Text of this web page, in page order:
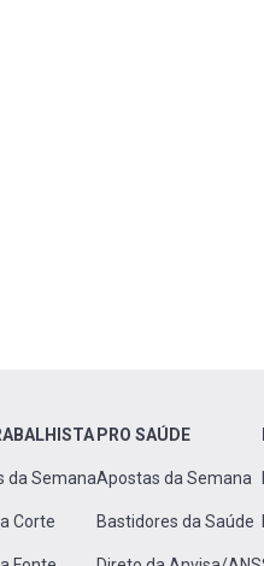
da Semana
Corte
PRO SAÚDE
Apostas da Semana
Bastidores da Saúde